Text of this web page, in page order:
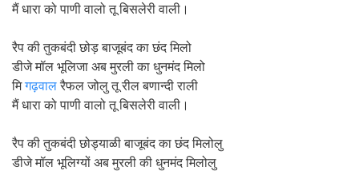
मैं धारा को पाणी वालो तू बिसलेरी वाली।
रैप की तुकबंदी छोड़ बाजूबंद का छंद मिलो
डीजे मॉल भूलिजा अब मुरली का धुनमंद मिलो
मिगढ़वालरैफल जोलु तू रील बणान्दी राली
मैं धारा को पाणी वालो तू बिसलेरी वाली।
रैप की तुकबंदी छोड्याळी बाजूबंद का छंद मिलोलु
डीजे मॉल भूलिग्यों अब मुरली की धुनमंद मिलोलु